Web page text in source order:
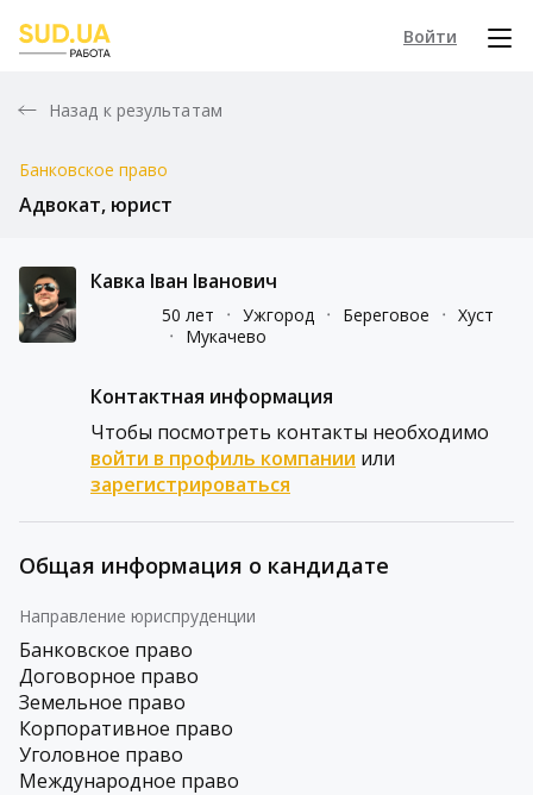
Войти
Назад к результатам
Банковское право
Адвокат, юрист
Кавка Іван Іванович
50 лет ᛫ Ужгород ᛫ Береговое ᛫ Хуст
᛫
Мукачево
Контактная информация
Чтобы посмотреть контакты необходимо
войти в профиль компании или
зарегистрироваться
Общая информация о кандидате
Направление юриспруденции
Банковское право
Договорное право
Земельное право
Корпоративное право
Уголовное право
Международное право